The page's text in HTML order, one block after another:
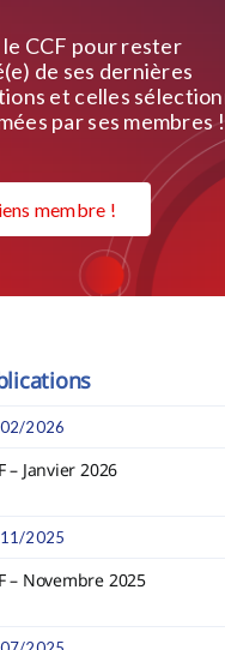
le CCF pour rester
de ses dernières
et celles
par ses membres !
membre !
2026
– Janvier 2026
2025
– Novembre 2025